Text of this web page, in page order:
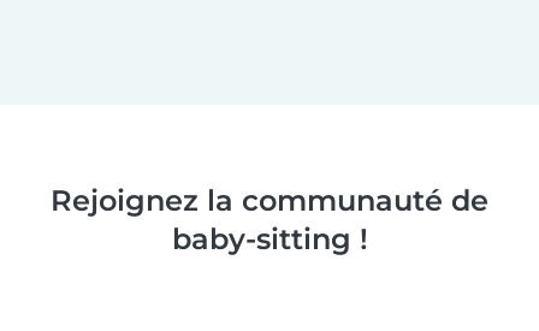
Rejoignez la communauté de
baby-sitting !